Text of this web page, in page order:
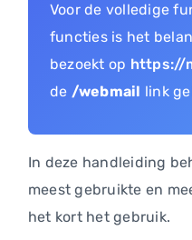
Voor de volledige
functies is het
bezoekt op https://
de /webmail link
In deze handleiding
meest gebruikte en
het kort het gebruik.